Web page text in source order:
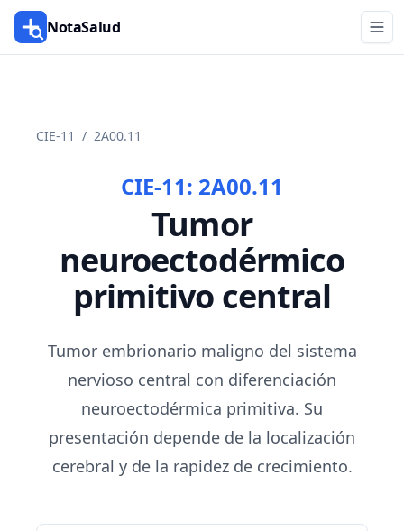
NotaSalud
CIE-11 / 2A00.11
CIE-11: 2A00.11
Tumor
neuroectodérmico
primitivo central
Tumor embrionario maligno del sistema
nervioso central con diferenciación
neuroectodérmica primitiva. Su
presentación depende de la localización
cerebral y de la rapidez de crecimiento.